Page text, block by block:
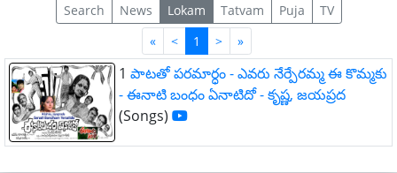
Search News Lokam Tatvam Puja
TV
«First
< 1 > »Last
1 పాటతో పరమార్ధం - ఎవరు నేర్పేరమ్మ ఈ కొమ్మకు
- ఈనాటి బంధం ఏనాటిదో - కృష్ణ, జయప్రద
(Songs)